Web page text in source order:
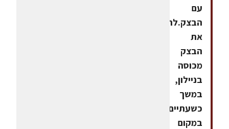
עם
הבצק.להתפיח
את
הבצק
מכוסה
בניילון,
במשך
כשעתיים
במקום